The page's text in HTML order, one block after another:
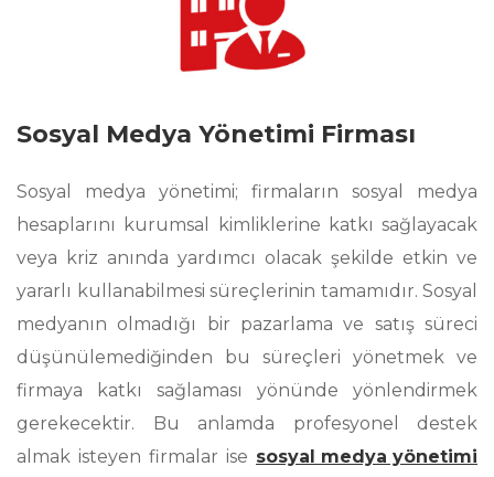
Sosyal Medya Yönetimi Firması
Sosyal medya yönetimi; firmaların sosyal medya
hesaplarını kurumsal kimliklerine katkı sağlayacak
veya kriz anında yardımcı olacak şekilde etkin ve
yararlı kullanabilmesi süreçlerinin tamamıdır. Sosyal
medyanın olmadığı bir pazarlama ve satış süreci
düşünülemediğinden bu süreçleri yönetmek ve
firmaya katkı sağlaması yönünde yönlendirmek
gerekecektir. Bu anlamda profesyonel destek
almak isteyen firmalar ise sosyal medya yönetimi